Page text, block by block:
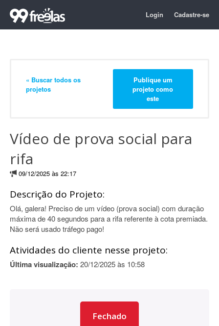
Login Cadastre-se
« Buscar todos os
projetos
Publique um
projeto como
este
Vídeo de prova social para
rifa
09/12/2025 às 22:17
Descrição do Projeto:
Olá, galera! Preciso de um vídeo (prova social) com duração
máxima de 40 segundos para a rifa referente à cota premiada.
Não será usado tráfego pago!
Atividades do cliente nesse projeto:
Última visualização: 20/12/2025 às 10:58
Fechado